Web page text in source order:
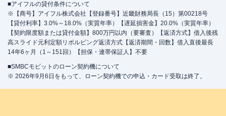
■アイフルの貸付条件について
※【商号】アイフル株式会社【登録番号】近畿財務局長（15）第00218号
【貸付利率】3.0%～18.0%（実質年率）【遅延損害金】20.0%（実質年率）
【契約限度額または貸付金額】800万円以内（要審査）【返済方式】借入後残
高スライド元利定額リボルビング返済方式【返済期間・回数】借入直後最長
14年6ヶ月（1～151回）【担保・連帯保証人】不要
■SMBCモビットのローン契約機について
※ 2026年9月6日をもって、ローン契約機での申込・カード受取は終了。